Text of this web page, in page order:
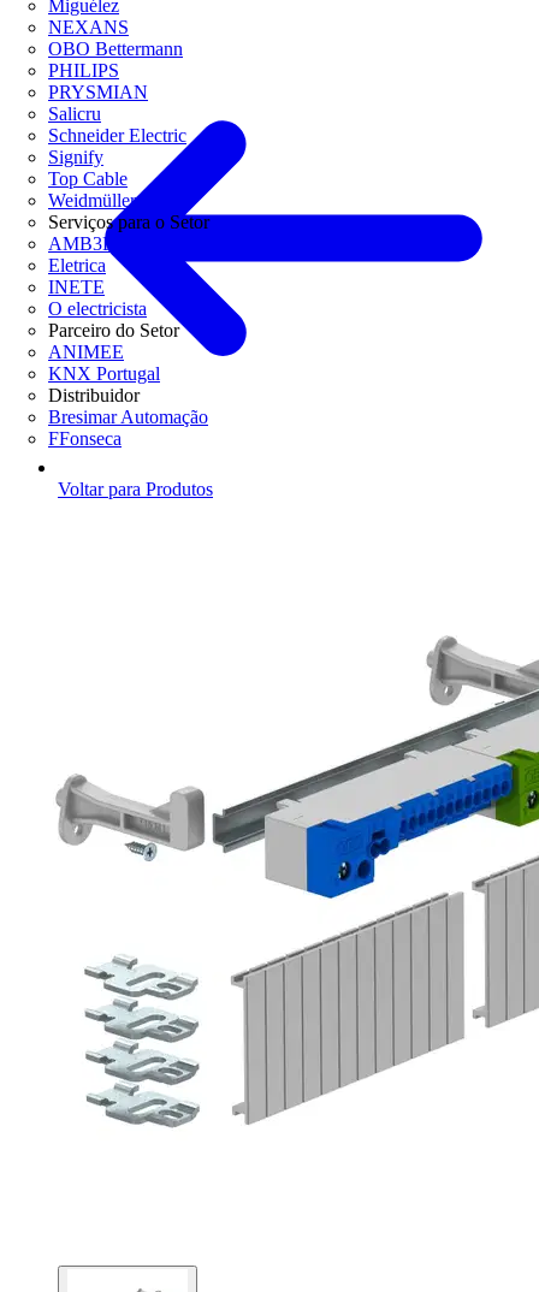
Miguélez
NEXANS
OBO Bettermann
PHILIPS
PRYSMIAN
Salicru
Schneider Electric
Signify
Top Cable
Weidmüller
Serviços para o Setor
AMB3E
Eletrica
INETE
O electricista
Parceiro do Setor
ANIMEE
KNX Portugal
Distribuidor
Bresimar Automação
FFonseca
Voltar para Produtos